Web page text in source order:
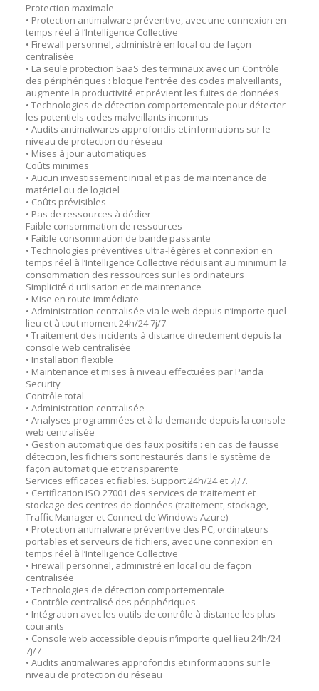
Protection maximale
• Protection antimalware préventive, avec une connexion en
temps réel à l’Intelligence Collective
• Firewall personnel, administré en local ou de façon
centralisée
• La seule protection SaaS des terminaux avec un Contrôle
des périphériques : bloque l’entrée des codes malveillants,
augmente la productivité et prévient les fuites de données
• Technologies de détection comportementale pour détecter
les potentiels codes malveillants inconnus
• Audits antimalwares approfondis et informations sur le
niveau de protection du réseau
• Mises à jour automatiques
Coûts minimes
• Aucun investissement initial et pas de maintenance de
matériel ou de logiciel
• Coûts prévisibles
• Pas de ressources à dédier
Faible consommation de ressources
• Faible consommation de bande passante
• Technologies préventives ultra-légères et connexion en
temps réel à l’Intelligence Collective réduisant au minimum la
consommation des ressources sur les ordinateurs
Simplicité d'utilisation et de maintenance
• Mise en route immédiate
• Administration centralisée via le web depuis n’importe quel
lieu et à tout moment 24h/24 7j/7
• Traitement des incidents à distance directement depuis la
console web centralisée
• Installation flexible
• Maintenance et mises à niveau effectuées par Panda
Security
Contrôle total
• Administration centralisée
• Analyses programmées et à la demande depuis la console
web centralisée
• Gestion automatique des faux positifs : en cas de fausse
détection, les fichiers sont restaurés dans le système de
façon automatique et transparente
Services efficaces et fiables. Support 24h/24 et 7j/7.
• Certification ISO 27001 des services de traitement et
stockage des centres de données (traitement, stockage,
Traffic Manager et Connect de Windows Azure)
• Protection antimalware préventive des PC, ordinateurs
portables et serveurs de fichiers, avec une connexion en
temps réel à l’Intelligence Collective
• Firewall personnel, administré en local ou de façon
centralisée
• Technologies de détection comportementale
• Contrôle centralisé des périphériques
• Intégration avec les outils de contrôle à distance les plus
courants
• Console web accessible depuis n’importe quel lieu 24h/24
7j/7
• Audits antimalwares approfondis et informations sur le
niveau de protection du réseau